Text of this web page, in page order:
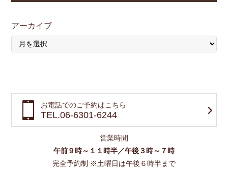
アーカイブ
お電話でのご予約はこちら
TEL.06-6301-6244
営業時間
午前９時～１１時半／午後３時～７時
完全予約制 ※土曜日は午後６時半まで